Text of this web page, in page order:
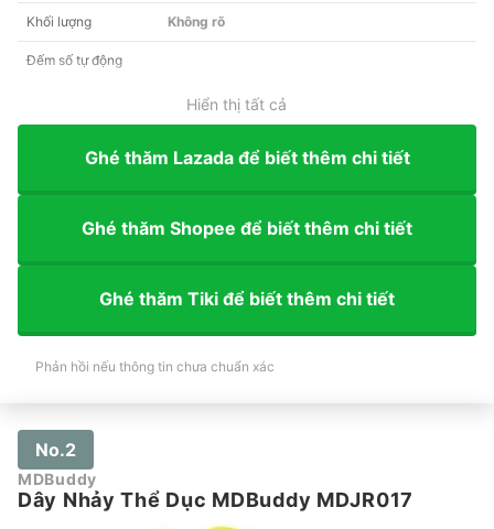
Khối lượng Không rõ
Đếm số tự động
Hiển thị tất cả
Ghé thăm Lazada để biết thêm chi tiết
Ghé thăm Shopee để biết thêm chi tiết
Ghé thăm Tiki để biết thêm chi tiết
Phản hồi nếu thông tin chưa chuẩn xác
No.2
MDBuddy
Dây Nhảy Thể Dục MDBuddy MDJR017